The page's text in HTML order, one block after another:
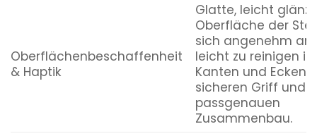
Oberflächenbeschaffenheit
& Haptik
Glatte, leicht
Oberfläche der
sich angenehm
leicht zu reinigen
Kanten und Ecken
sicheren Griff und
passgenauen
Zusammenbau.